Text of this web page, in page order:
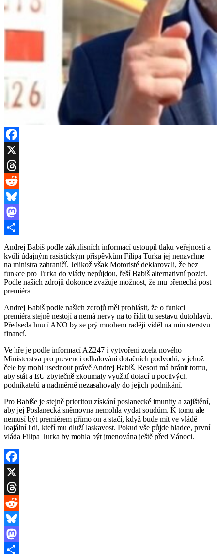
Facebook
X
Threads
Reddit
Bluesky
Mastodon
Share
Andrej Babiš podle zákulisních informací ustoupil tlaku veřejnosti a
kvůli údajným rasistickým příspěvkům Filipa Turka jej nenavrhne
na ministra zahraničí. Jelikož však Motoristé deklarovali, že bez
funkce pro Turka do vlády nepůjdou, řeší Babiš alternativní pozici.
Podle našich zdrojů dokonce zvažuje možnost, že mu přenechá post
premiéra.
Andrej Babiš podle našich zdrojů měl prohlásit, že o funkci
premiéra stejně nestojí a nemá nervy na to řídit tu sestavu dutohlavů.
Předseda hnutí ANO by se prý mnohem raději viděl na ministerstvu
financí.
Ve hře je podle informací AZ247 i vytvoření zcela nového
Ministerstva pro prevenci odhalování dotačních podvodů, v jehož
čele by mohl usednout právě Andrej Babiš. Resort má bránit tomu,
aby stát a EU zbytečně zkoumaly využití dotací u poctivých
podnikatelů a nadměrně nezasahovaly do jejich podnikání.
Pro Babiše je stejně prioritou získání poslanecké imunity a zajištění,
aby jej Poslanecká sněmovna nemohla vydat soudům. K tomu ale
nemusí být premiérem přímo on a stačí, když bude mít ve vládě
loajální lidi, kteří mu dluží laskavost. Pokud vše půjde hladce, první
vláda Filipa Turka by mohla být jmenována ještě před Vánoci.
Facebook
X
Threads
Reddit
Bluesky
Mastodon